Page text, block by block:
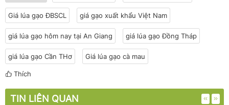
Giá lúa gạo ĐBSCL giá gạo xuất khẩu Việt Nam
giá lúa gạo hôm nay tại An Giang giá lúa gạo Đồng Tháp
giá lúa gạo Cần THơ Giá lúa gạo cà mau
Thích
TIN LIÊN QUAN